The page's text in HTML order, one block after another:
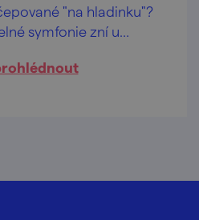
"na hladinku"?
symfonie zní u
lahoda pro všechny